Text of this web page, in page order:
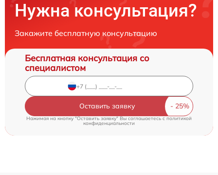
Нужна консультация?
Закажите бесплатную консультацию
Бесплатная консультация со
специалистом
Оставить заявку
Нажимая на кнопку "Оставить заявку" Вы соглашаетесь c политикой
конфиденциальности